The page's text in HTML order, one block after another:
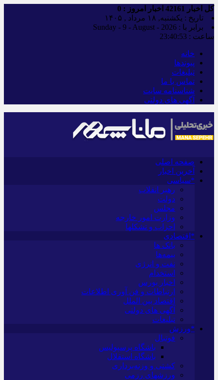
کل اخبار اخبار امروز : 0
تاریخ : یکشنبه, ۱۸ مرداد , ۱۴۰۵
برابر با : Sunday - 9 - August - 2026
ساعت : 23:40:54
خانه
پیوندها
تبلیغات
تماس با ما
شناسنامه سایت
آگهی های دولتی
صفحه اصلی
آخرین اخبار
*سیاسی
رهبر انقلاب
دولت
مجلس
وزارت امور خارجه
احزاب و تشکلها
*اقتصادی
بانک ها
بیمه‌ها
نفت و انرژی
استخدام
اخبار بورس
ارتباطات و فن آوری اطلاعات
اقتصاد بین الملل
آگهی های دولتی
تبلیغات
*ورزش
فوتبال
باشگاه پرسپولیس
باشگاه استقلال
کشتی و وزنه‌برداری
ورزشهای رزمی